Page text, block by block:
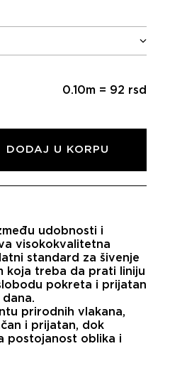
0.10m = 92 rsd
DODAJ U KORPU
udobnosti i
visokokvalitetna
standard za šivenje
koja treba da prati liniju
pokreta i prijatan
prirodnih vlakana,
i prijatan, dok
postojanost oblika i